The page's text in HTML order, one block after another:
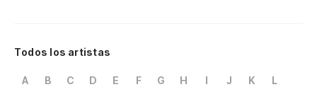
Todos los artistas
A B C D E F G H I J K
L